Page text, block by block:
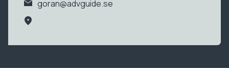
goran@advguide.se